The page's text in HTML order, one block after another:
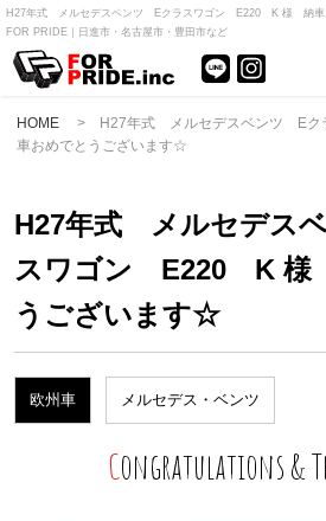
H27年式 メルセデスベンツ Eクラスワゴン E220 K 様 納車
FOR PRIDE｜日進市・名古屋市・豊田市など
HOME > H27年式 メルセデスベンツ E
車おめでとうございます☆
H27年式 メルセデス
スワゴン E220 K 様
うございます☆
欧州車 メルセデス・ベンツ
Congratulations &